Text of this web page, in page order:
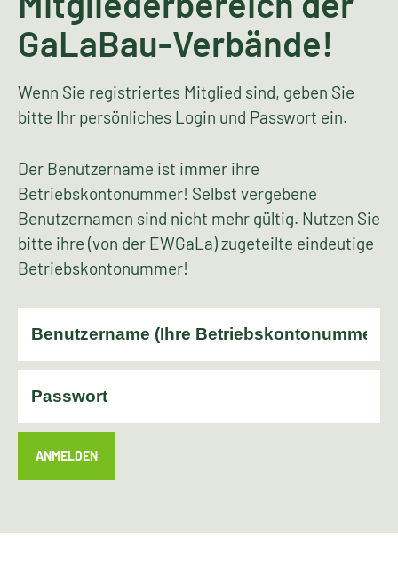
GaLaBau-Verbände!
Wenn Sie registriertes Mitglied sind, geben Sie
bitte Ihr persönliches Login und Passwort ein.
Der Benutzername ist immer ihre
Betriebskontonummer! Selbst vergebene
Benutzernamen sind nicht mehr gültig. Nutzen Sie
bitte ihre (von der EWGaLa) zugeteilte eindeutige
Betriebskontonummer!
ANMELDEN